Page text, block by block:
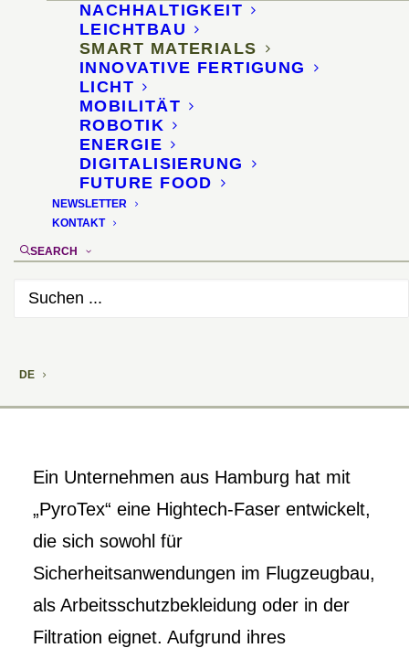
NACHHALTIGKEIT
LEICHTBAU
SMART MATERIALS
INNOVATIVE FERTIGUNG
LICHT
MOBILITÄT
ROBOTIK
ENERGIE
DIGITALISIERUNG
FUTURE FOOD
NEWSLETTER
KONTAKT
SEARCH
DE
Feuerschutzfaser für
Multifunktionsdecken
PyroTex als universell
einsetzbare Schutz- und
Sicherheitsfaser
Ein Unternehmen aus Hamburg hat mit
„PyroTex“ eine Hightech-Faser entwickelt,
die sich sowohl für
Sicherheitsanwendungen im Flugzeugbau,
als Arbeitsschutzbekleidung oder in der
Filtration eignet. Aufgrund ihres